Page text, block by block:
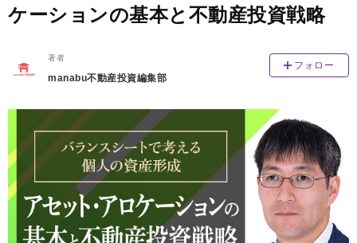
ケーションの基本と不動産投資戦略
著者
manabu不動産投資編集部
フォロー